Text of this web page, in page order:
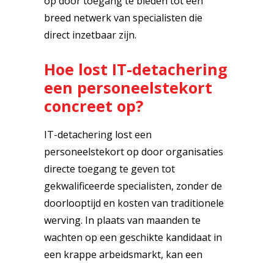
breed netwerk van specialisten die
direct inzetbaar zijn.
Hoe lost IT-detachering
een personeelstekort
concreet op?
IT-detachering lost een
personeelstekort op door organisaties
directe toegang te geven tot
gekwalificeerde specialisten, zonder de
doorlooptijd en kosten van traditionele
werving. In plaats van maanden te
wachten op een geschikte kandidaat in
een krappe arbeidsmarkt, kan een